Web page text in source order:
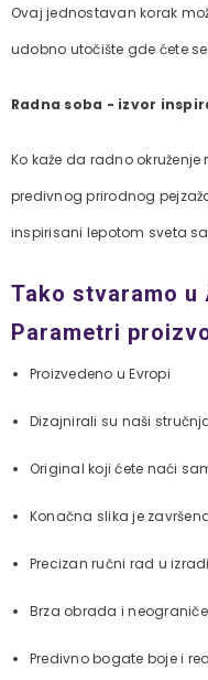
Ovaj jednostavan korak
udobno utočište gde ćete
Radna soba - izvor
Ko kaže da radno
predivnog prirodnog
inspirisani lepotom sveta
Tako stvaramo u
Parametri
Proizvedeno u Evropi
Dizajnirali su naši
Original koji ćete naći
Konačna slika je
Precizan ručni rad u
Brza obrada i
Predivno bogate boje i